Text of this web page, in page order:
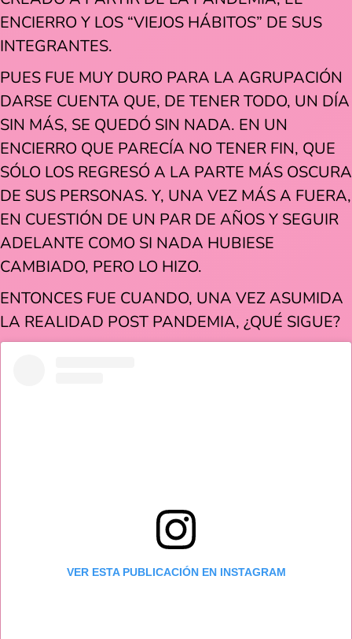
ENCIERRO Y LOS “VIEJOS HÁBITOS” DE SUS
INTEGRANTES.
PUES FUE MUY DURO PARA LA AGRUPACIÓN
DARSE CUENTA QUE, DE TENER TODO, UN DÍA
SIN MÁS, SE QUEDÓ SIN NADA. EN UN
ENCIERRO QUE PARECÍA NO TENER FIN, QUE
SÓLO LOS REGRESÓ A LA PARTE MÁS OSCURA
DE SUS PERSONAS. Y, UNA VEZ MÁS A FUERA,
EN CUESTIÓN DE UN PAR DE AÑOS Y SEGUIR
ADELANTE COMO SI NADA HUBIESE
CAMBIADO, PERO LO HIZO.
ENTONCES FUE CUANDO, UNA VEZ ASUMIDA
LA REALIDAD POST PANDEMIA, ¿QUÉ SIGUE?
VER ESTA PUBLICACIÓN EN INSTAGRAM